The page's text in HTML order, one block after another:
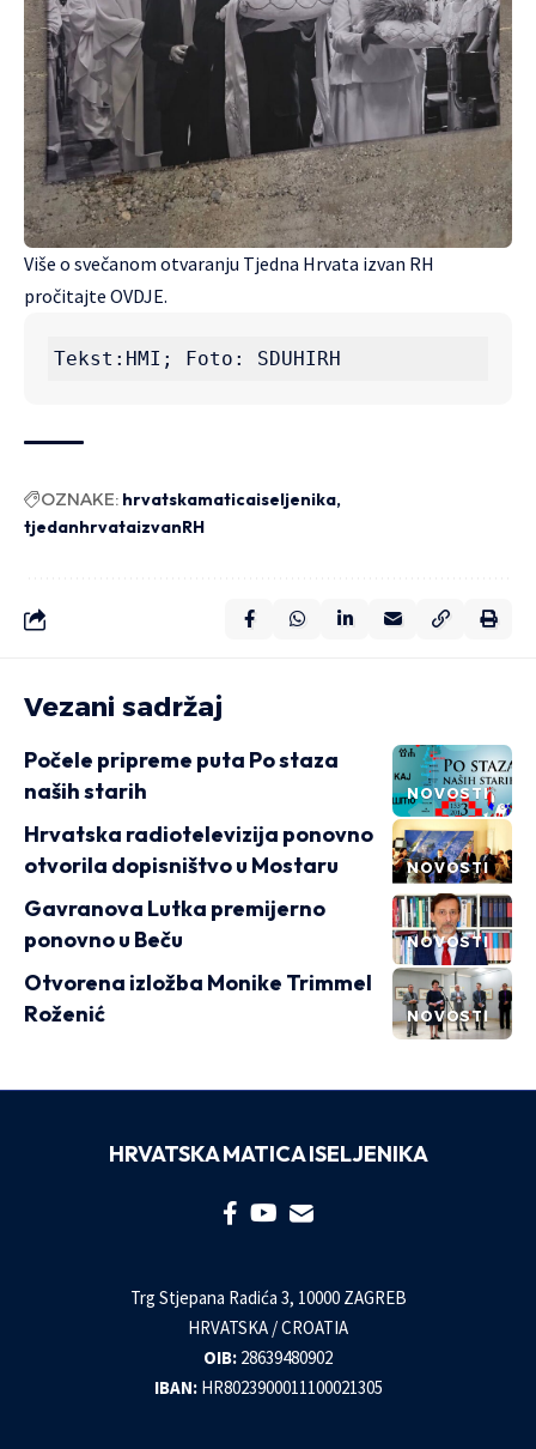
Više o svečanom otvaranju Tjedna Hrvata izvan RH
pročitajte OVDJE.
Tekst:HMI; Foto: SDUHIRH
OZNAKE: hrvatskamaticaiseljenika
tjedanhrvataizvanRH
Vezani sadržaj
NOVOSTI
Počele pripreme puta Po staza
naših starih
NOVOSTI
Hrvatska radiotelevizija ponovno
otvorila dopisništvo u Mostaru
NOVOSTI
Gavranova Lutka premijerno
ponovno u Beču
NOVOSTI
Otvorena izložba Monike Trimmel
Roženić
HRVATSKA MATICA ISELJENIKA
Trg Stjepana Radića 3, 10000 ZAGREB
HRVATSKA / CROATIA
OIB: 28639480902
IBAN: HR8023900011100021305